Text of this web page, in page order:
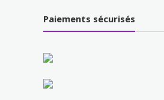
Paiements sécurisés